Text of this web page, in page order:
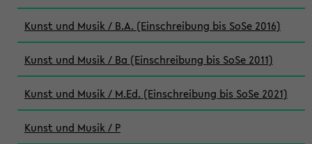
Kunst und Musik / B.A. (Einschreibung bis SoSe 2016)
Kunst und Musik / Ba (Einschreibung bis SoSe 2011)
Kunst und Musik / M.Ed. (Einschreibung bis SoSe 2021)
Kunst und Musik / P